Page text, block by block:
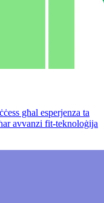
għal esperjenza ta
avvanzi fit-teknoloġija